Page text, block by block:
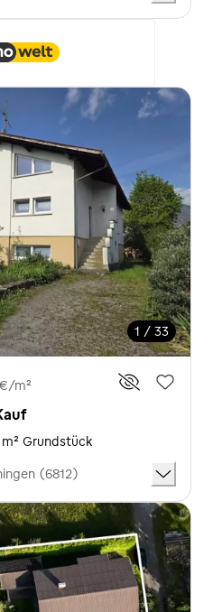
1 / 33
m²
m² Grundstück
(6812)